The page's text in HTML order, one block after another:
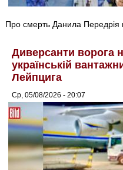
Про смерть Данила Передрія
Диверсанти ворога
українській
Лейпцига
Ср, 05/08/2026 - 20:07